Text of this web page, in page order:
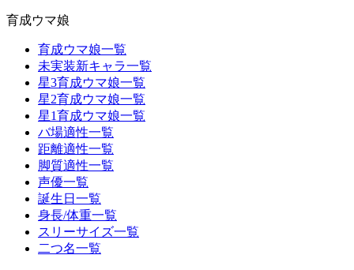
育成ウマ娘
育成ウマ娘一覧
未実装新キャラ一覧
星3育成ウマ娘一覧
星2育成ウマ娘一覧
星1育成ウマ娘一覧
バ場適性一覧
距離適性一覧
脚質適性一覧
声優一覧
誕生日一覧
身長/体重一覧
スリーサイズ一覧
二つ名一覧